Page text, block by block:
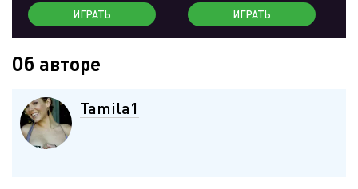
ИГРАТЬ ИГРАТЬ
Об авторе
Tamila1